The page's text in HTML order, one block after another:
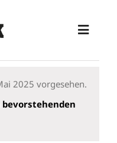
2025 vorgesehen.